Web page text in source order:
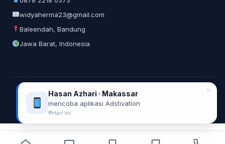
widyaherma23@gmail.com
Baleendah, Bandung
Jawa Barat, Indonesia
© 2026 Widya Herma. All rights reserved.
Privacy PolicyTerms of Service
Hasan Azhari · Makassar
mencoba aplikasi Adstivation
Hari Ini
✕